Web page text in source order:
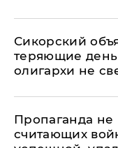
Сикорский
теряющие
олигархи не
​Пропаганда не
считающих